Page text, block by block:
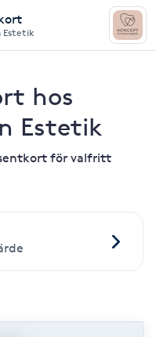
Estetik
hos
Estetik
för valfritt